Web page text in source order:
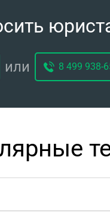
или 8 499 938-